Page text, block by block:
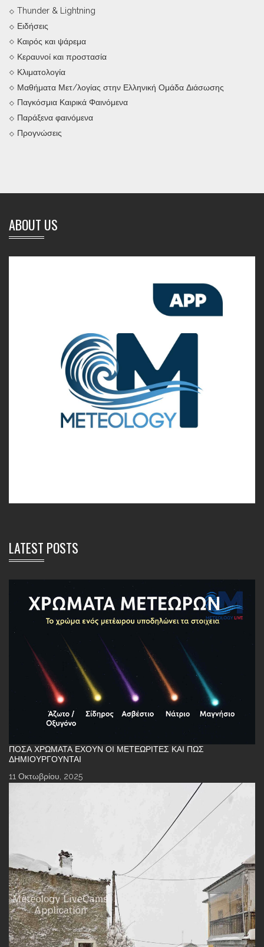
Thunder & Lightning
Ειδήσεις
Καιρός και ψάρεμα
Κεραυνοί και προστασία
Κλιματολογία
Μαθήματα Μετ/λογίας στην Ελληνική Ομάδα Διάσωσης
Παγκόσμια Καιρικά Φαινόμενα
Παράξενα φαινόμενα
Προγνώσεις
ABOUT US
LATEST POSTS
ΠΌΣΑ ΧΡΏΜΑΤΑ ΈΧΟΥΝ ΟΙ ΜΕΤΕΩΡΊΤΕΣ ΚΑΙ ΠΏΣ
ΔΗΜΙΟΥΡΓΟΎΝΤΑΙ
11 Οκτωβρίου, 2025